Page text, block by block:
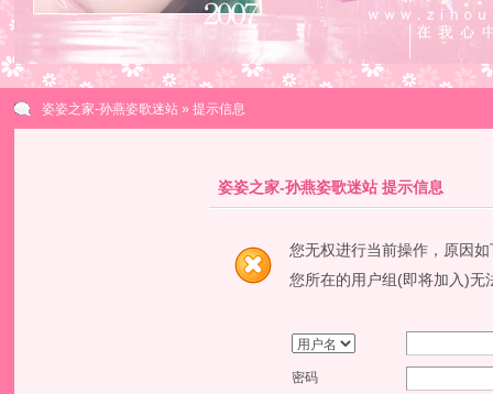
姿姿之家-孙燕姿歌迷站» 提示信息
姿姿之家-孙燕姿歌迷站 提示信息
您无权进行当前操作，原因如
您所在的用户组(即将加入)无
密码